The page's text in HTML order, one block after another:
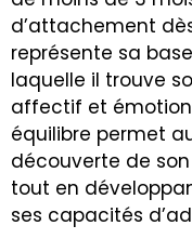
d’attachement
représente sa
laquelle il trouve
affectif et
équilibre permet
découverte de
tout en
ses capacités